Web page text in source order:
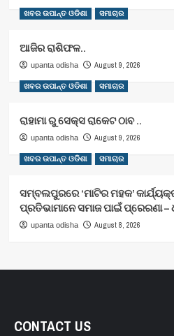
ଖବର ଉପାନ୍ତ ଓଡିଶା ସମାଚାର
ଆଜିର ରାଶିଫଳ..
upanta odisha August 9, 2026
ଖବର ଉପାନ୍ତ ଓଡିଶା ସମାଚାର
ରାହାମା ରୁ ସେକ୍ସ ରାକେଟ ଠାବ ..
upanta odisha August 9, 2026
ଖବର ଉପାନ୍ତ ଓଡିଶା ସମାଚାର
ସମ୍ବଲପୁରରେ ‘ମାଟିର ମହକ’
ପ୍ରତିଭାମାନେ ସମାଜ ପାଇଁ ପ୍ରେରଣା –
upanta odisha August 8, 2026
CONTACT US